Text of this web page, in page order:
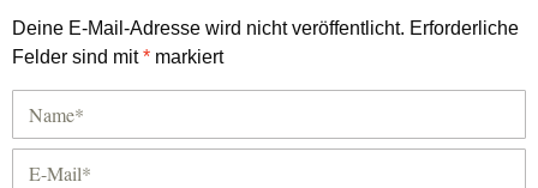
Deine E-Mail-Adresse wird nicht veröffentlicht. Erforderliche
Felder sind mit* markiert